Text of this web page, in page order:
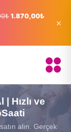
1.870,00₺
×
Hızlı ve
alın. Gerçek